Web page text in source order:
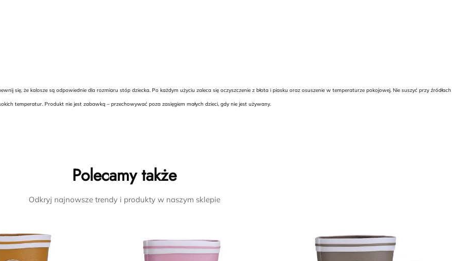
się, że kalosze są odpowiednie dla rozmiaru stóp dziecka. Po każdym użyciu zaleca się oczyszczenie z błota i piasku oraz osuszenie w temperaturze pokojowej. Nie suszyć przy źródłach
temperatur. Produkt nie jest zabawką – przechowywać poza zasięgiem małych dzieci, gdy nie jest używany.
Polecamy także
Odkryj najnowsze trendy i produkty w naszym sklepie